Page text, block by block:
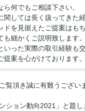
何でもご相談下さい。
関しては長く扱ってきた
ドを見据えたご提案はも
細かくご説明致します。
いった実際の取引経験も
提案を心がけております。
覧頂き誠に有難うござい
ション動向2021」と題し